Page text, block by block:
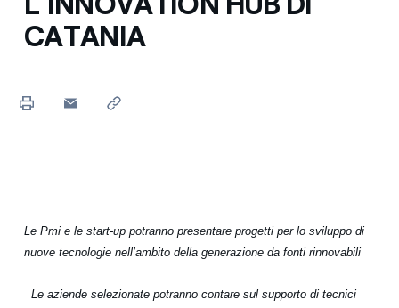
CATANIA
Le Pmi e le start-up potranno presentare progetti per lo sviluppo di
nuove tecnologie nell’ambito della generazione da fonti rinnovabili
Le aziende selezionate potranno contare sul supporto di tecnici